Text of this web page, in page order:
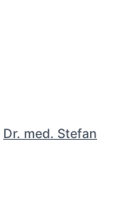
Dr. med. Stefan